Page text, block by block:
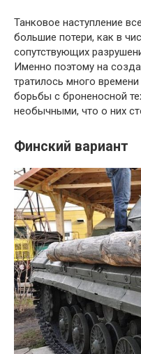
Танковое наступление
большие потери, как в
сопутствующих
Именно поэтому на
тратилось много
борьбы с броненосной
необычными, что о них
Финский вариант